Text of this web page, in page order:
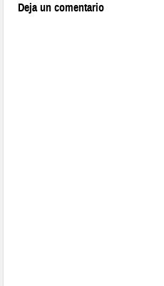
Deja un comentario